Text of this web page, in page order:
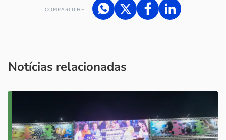
COMPARTILHE
Notícias relacionadas